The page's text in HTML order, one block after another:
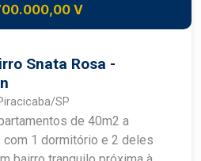
V
Snata Rosa -
SP
de 40m2 a
1 dormitório e 2 deles